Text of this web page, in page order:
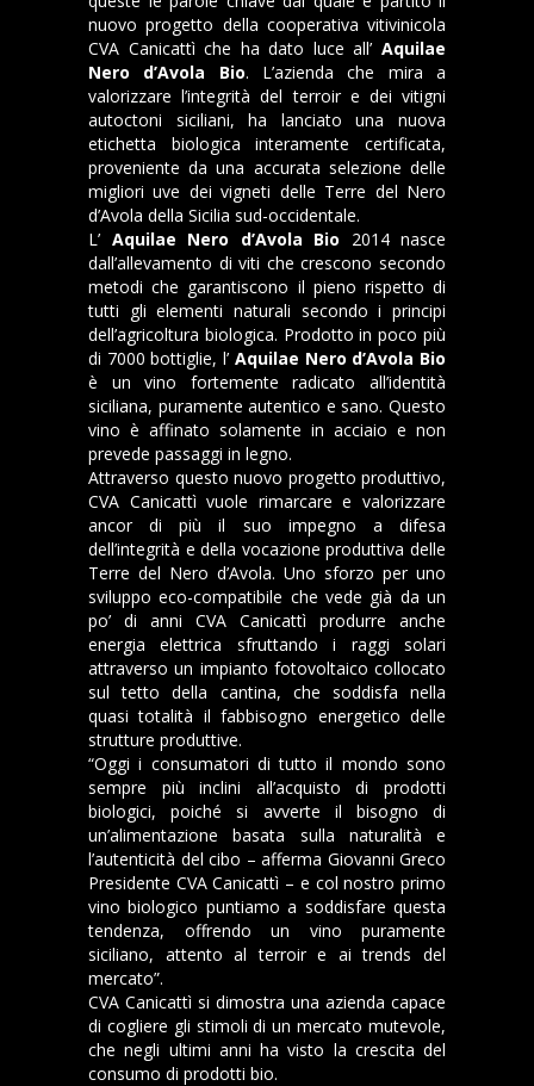
nuovo progetto della cooperativa vitivinicola
CVA Canicattì che ha dato luce all’ Aquilae
Nero d’Avola Bio. L’azienda che mira a
valorizzare l’integrità del terroir e dei vitigni
autoctoni siciliani, ha lanciato una nuova
etichetta biologica interamente certificata,
proveniente da una accurata selezione delle
migliori uve dei vigneti delle Terre del Nero
d’Avola della Sicilia sud-occidentale.
L’ Aquilae Nero d’Avola Bio 2014 nasce
dall’allevamento di viti che crescono secondo
metodi che garantiscono il pieno rispetto di
tutti gli elementi naturali secondo i principi
dell’agricoltura biologica. Prodotto in poco più
di 7000 bottiglie, l’ Aquilae Nero d’Avola Bio
è un vino fortemente radicato all’identità
siciliana, puramente autentico e sano. Questo
vino è affinato solamente in acciaio e non
prevede passaggi in legno.
Attraverso questo nuovo progetto produttivo,
CVA Canicattì vuole rimarcare e valorizzare
ancor di più il suo impegno a difesa
dell’integrità e della vocazione produttiva delle
Terre del Nero d’Avola. Uno sforzo per uno
sviluppo eco-compatibile che vede già da un
po’ di anni CVA Canicattì produrre anche
energia elettrica sfruttando i raggi solari
attraverso un impianto fotovoltaico collocato
sul tetto della cantina, che soddisfa nella
quasi totalità il fabbisogno energetico delle
strutture produttive.
“Oggi i consumatori di tutto il mondo sono
sempre più inclini all’acquisto di prodotti
biologici, poiché si avverte il bisogno di
un’alimentazione basata sulla naturalità e
l’autenticità del cibo – afferma Giovanni Greco
Presidente CVA Canicattì – e col nostro primo
vino biologico puntiamo a soddisfare questa
tendenza, offrendo un vino puramente
siciliano, attento al terroir e ai trends del
mercato”.
CVA Canicattì si dimostra una azienda capace
di cogliere gli stimoli di un mercato mutevole,
che negli ultimi anni ha visto la crescita del
consumo di prodotti bio.